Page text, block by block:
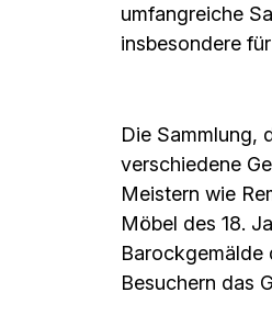
umfangreiche
insbesondere
Die Sammlung,
verschiedene
Meistern wie
Möbel des 18.
Barockgemälde
Besuchern das